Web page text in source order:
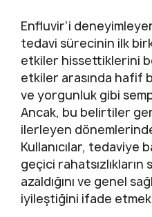
Enfluvir’i
tedavi sürecinin ilk
etkiler hissettiklerini
etkiler arasında hafif
ve yorgunluk gibi
Ancak, bu belirtiler
ilerleyen
Kullanıcılar, tedaviye
geçici
azaldığını ve genel
iyileştiğini ifade